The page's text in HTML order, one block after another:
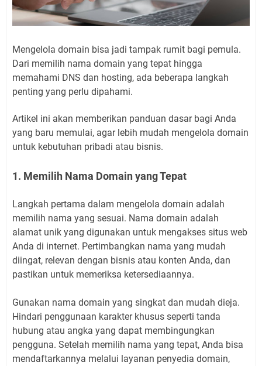
Mengelola domain bisa jadi tampak rumit bagi pemula.
Dari memilih nama domain yang tepat hingga
memahami DNS dan hosting, ada beberapa langkah
penting yang perlu dipahami.
Artikel ini akan memberikan panduan dasar bagi Anda
yang baru memulai, agar lebih mudah mengelola domain
untuk kebutuhan pribadi atau bisnis.
1. Memilih Nama Domain yang Tepat
Langkah pertama dalam mengelola domain adalah
memilih nama yang sesuai. Nama domain adalah
alamat unik yang digunakan untuk mengakses situs web
Anda di internet. Pertimbangkan nama yang mudah
diingat, relevan dengan bisnis atau konten Anda, dan
pastikan untuk memeriksa ketersediaannya.
Gunakan nama domain yang singkat dan mudah dieja.
Hindari penggunaan karakter khusus seperti tanda
hubung atau angka yang dapat membingungkan
pengguna. Setelah memilih nama yang tepat, Anda bisa
mendaftarkannya melalui layanan penyedia domain,